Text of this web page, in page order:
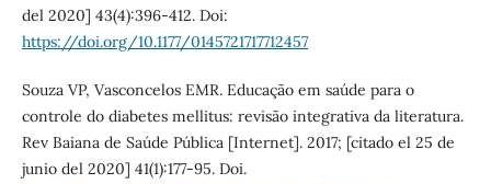
del 2020] 43(4):396-412. Doi:
https://doi.org/10.1177/0145721717712457
Souza VP, Vasconcelos EMR. Educação em saúde para o
controle do diabetes mellitus: revisão integrativa da literatura.
Rev Baiana de Saúde Pública [Internet]. 2017; [citado el 25 de
junio del 2020] 41(1):177-95. Doi.